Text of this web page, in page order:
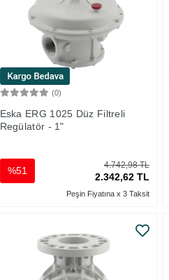
(0)
Eska ERG 1025 Düz Filtreli
Regülatör - 1"
4.742,98 TL
2.342,62 TL
%51
Peşin Fiyatına x 3 Taksit